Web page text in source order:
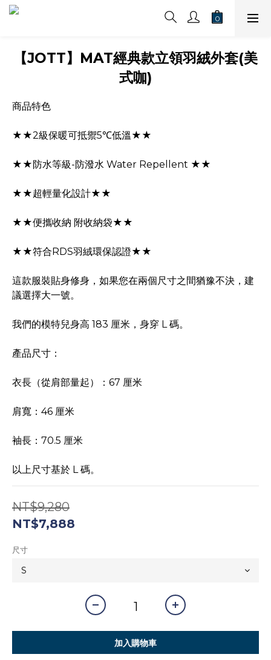
【JOTT】MAT經典款立領羽絨外套(美
式咖)
商品特色
★★2級保暖可抵禦5℃低溫★★
★★防水等級-防潑水 Water Repellent ★★
★★超輕量化設計★★
★★便攜收納 附收納袋★★
★★符合RDS羽絨環保認證★★
這款服裝貼身修身，如果您在兩個尺寸之間猶豫不決，建
議選擇大一號。
我們的模特兒身高 183 厘米，身穿 L 碼。
產品尺寸：
衣長（從肩部量起）：67 厘米
肩寬：46 厘米
袖長：70.5 厘米
以上尺寸基於 L 碼。
NT$9,280
NT$7,888
尺寸
加入購物車